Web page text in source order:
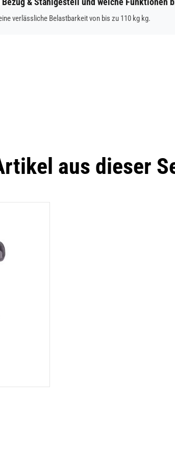
verlässliche Belastbarkeit von bis zu 110 kg kg.
aus dieser